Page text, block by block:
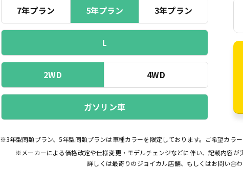
7年プラン 5年プラン 3年プラン
L
2WD 4WD
ガソリン車
※3年型同額プラン、5年型同額プランは車種カラーを限定しております。ご希望カラ
※メーカーによる価格改定や仕様変更・モデルチェンジなどに伴い、記載内容が
詳しくは最寄りのジョイカル店舗、もしくはお問い合